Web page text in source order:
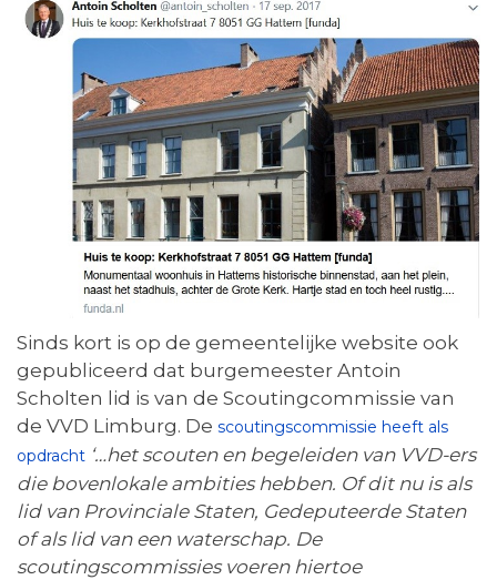
Sinds kort is op de gemeentelijke website ook
gepubliceerd dat burgemeester Antoin
Scholten lid is van de Scoutingcommissie van
de VVD Limburg. De scoutingscommissie heeft als
opdracht ‘…het scouten en begeleiden van VVD-ers
die bovenlokale ambities hebben. Of dit nu is als
lid van Provinciale Staten, Gedeputeerde Staten
of als lid van een waterschap. De
scoutingscommissies voeren hiertoe